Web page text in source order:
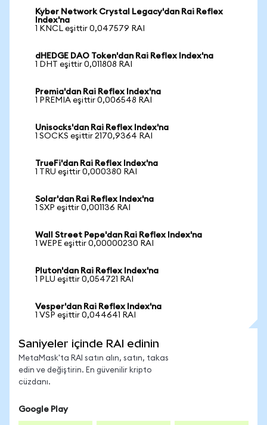
Kyber Network Crystal Legacy'dan Rai Reflex
Index'na
1 KNCL eşittir 0,047579 RAI
dHEDGE DAO Token'dan Rai Reflex Index'na
1 DHT eşittir 0,011808 RAI
Premia'dan Rai Reflex Index'na
1 PREMIA eşittir 0,006548 RAI
Unisocks'dan Rai Reflex Index'na
1 SOCKS eşittir 2170,9364 RAI
TrueFi'dan Rai Reflex Index'na
1 TRU eşittir 0,000380 RAI
Solar'dan Rai Reflex Index'na
1 SXP eşittir 0,001136 RAI
Wall Street Pepe'dan Rai Reflex Index'na
1 WEPE eşittir 0,00000230 RAI
Pluton'dan Rai Reflex Index'na
1 PLU eşittir 0,054721 RAI
Vesper'dan Rai Reflex Index'na
1 VSP eşittir 0,044641 RAI
Saniyeler içinde RAI edinin
MetaMask'ta RAI satın alın, satın, takas
edin ve değiştirin. En güvenilir kripto
cüzdanı.
Google Play